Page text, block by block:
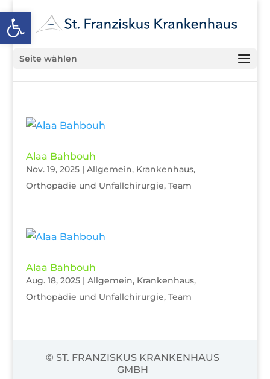
Seite wählen
Alaa Bahbouh
Nov. 19, 2025| Allgemein, Krankenhaus,
Orthopädie und Unfallchirurgie, Team
Alaa Bahbouh
Aug. 18, 2025| Allgemein, Krankenhaus,
Orthopädie und Unfallchirurgie, Team
© ST. FRANZISKUS KRANKENHAUS
GMBH
Open toolbar